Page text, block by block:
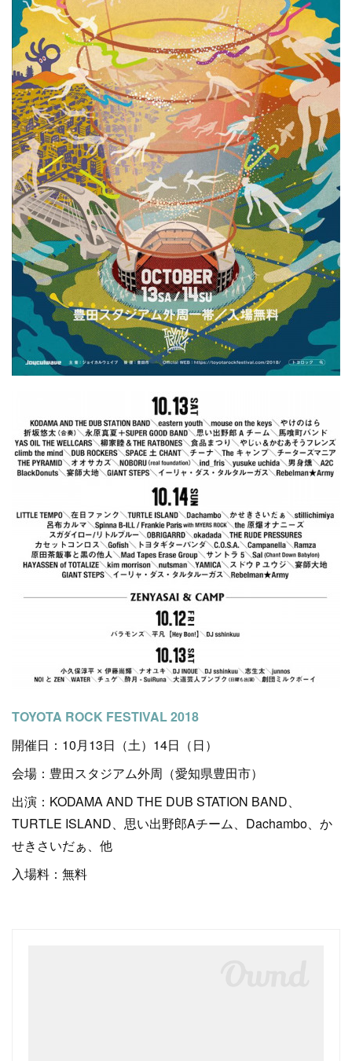
TOYOTA ROCK FESTIVAL 2018
開催日：10月13日（土）14日（日）
会場：豊田スタジアム外周（愛知県豊田市）
出演：KODAMA AND THE DUB STATION BAND、
TURTLE ISLAND、思い出野郎Aチーム、Dachambo、か
せきさいだぁ、他
入場料：無料